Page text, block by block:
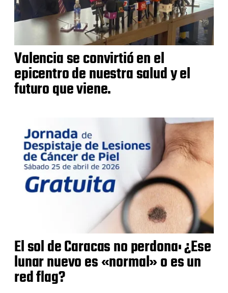
Valencia se convirtió en el
epicentro de nuestra salud y el
futuro que viene.
El sol de Caracas no perdona: ¿Ese
lunar nuevo es «normal» o es un
red flag?